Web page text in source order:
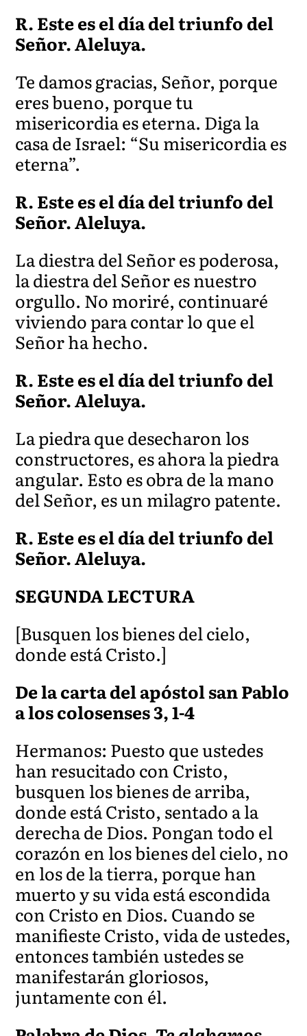
R. Este es el día del triunfo del
Señor. Aleluya.
Te damos gracias, Señor, porque
eres bueno, porque tu
misericordia es eterna. Diga la
casa de Israel: “Su misericordia es
eterna”.
R. Este es el día del triunfo del
Señor. Aleluya.
La diestra del Señor es poderosa,
la diestra del Señor es nuestro
orgullo. Nomoriré, continuaré
viviendo para contar lo que el
Señor ha hecho.
R. Este es el día del triunfo del
Señor. Aleluya.
La piedra que desecharon los
constructores, es ahora la piedra
angular. Esto es obra de la mano
del Señor, es un milagro patente.
R. Este es el día del triunfo del
Señor. Aleluya.
SEGUNDA LECTURA
[Busquen los bienes del cielo,
donde está Cristo.]
De la carta del apóstol san Pablo
a los colosenses 3, 1-4
Hermanos: Puesto que ustedes
han resucitado con Cristo,
busquen los bienes de arriba,
donde está Cristo, sentado a la
derecha de Dios. Pongan todo el
corazón en los bienes del cielo, no
en los de la tierra, porque han
muerto y su vida está escondida
con Cristo en Dios. Cuando se
manifieste Cristo, vida de ustedes,
entonces también ustedes se
manifestarán gloriosos,
juntamente con él.